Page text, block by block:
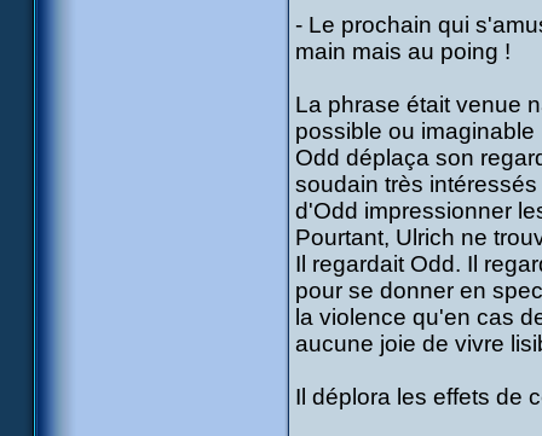
- Le prochain qui
main mais au poing !
La phrase était venue
possible ou imaginable
Odd déplaça son
soudain très
d'Odd impressionner
Pourtant, Ulrich ne
Il regardait Odd. Il
pour se donner en
la violence qu'en cas
aucune joie de vivre
Il déplora les effets de